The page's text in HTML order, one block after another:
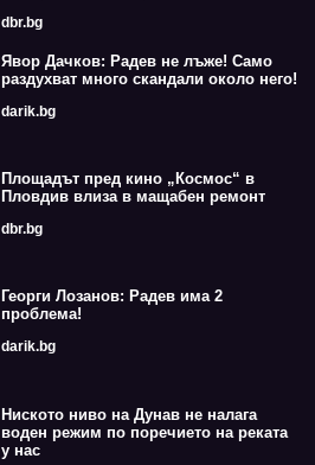
dbr.bg
Явор Дачков: Радев не лъже! Само
раздухват много скандали около него!
darik.bg
Площадът пред кино „Космос“ в
Пловдив влиза в мащабен ремонт
dbr.bg
Георги Лозанов: Радев има 2
проблема!
darik.bg
Ниското ниво на Дунав не налага
воден режим по поречието на реката
у нас